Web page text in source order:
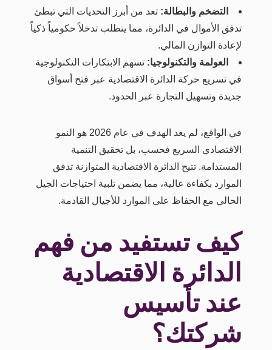
التضخم والبطالة: تعد من أبرز التحديات التي تبطئ
تدفق الأموال في الدائرة، مما يتطلب تدخلاً حكومياً ذكياً
لإعادة التوازن المالي.
العولمة والتكنولوجيا: تسهم الابتكارات التكنولوجية
في تسريع حركة الدائرة الاقتصادية عبر فتح أسواق
جديدة وتسهيل التجارة عبر الحدود.
في الواقع، لم يعد الهدف في عام 2026 هو النمو
الاقتصادي السريع فحسب، بل تحقيق التنمية
المستدامة. تتيح الدائرة الاقتصادية المتوازنة تدفق
الموارد بكفاءة عالية، مما يضمن تلبية احتياجات الجيل
الحالي مع الحفاظ على الموارد للأجيال القادمة.
كيف تستفيد من فهم
الدائرة الاقتصادية
عند تأسيس
شركتك؟